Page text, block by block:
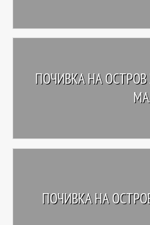
ПОЧИВКА НА ОСТРОВ
ПОЧИВКА НА